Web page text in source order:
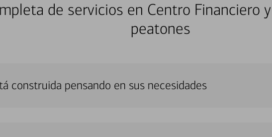
de servicios en Centro Financiero
peatones
construida pensando en sus necesidades